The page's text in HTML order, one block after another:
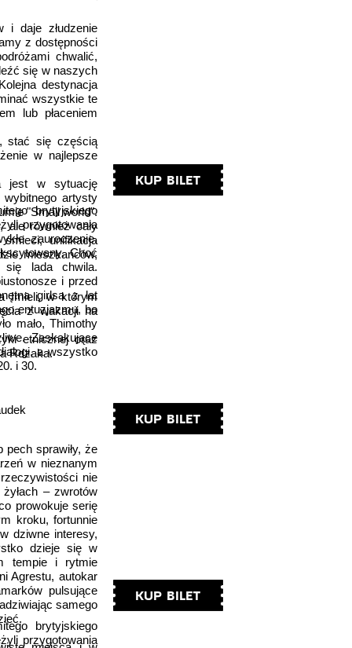
i daje złudzenie
z dostępności
chwalić,
się w naszych
destynacja
wszystkie te
lub płaceniem
stać się częścią
w najlepsze
jest w sytuację
artysty
"Small world".
ale również cały
unifikacja
mieszkańców,
Imieli, w którym
z wakacji na
etnicznej oraz
Rdzaka.
brytyjskiego
przygotowania
zauroczenie.
Choć
się lada chwila.
i przed
girlsa z lat
entuzjazmu, bo
mało, Thimothy
Zaskakujące
a wszystko
i 30.
KUP BILET
sprawiły, że
w nieznanym
nie
– zwrotów
prowokuje serię
kroku, fortunnie
dziwne interesy,
dzieje się w
tempie i rytmie
Agrestu, autokar
pulsujące
samego
KUP BILET
brytyjskiego
przygotowania
KUP BILET